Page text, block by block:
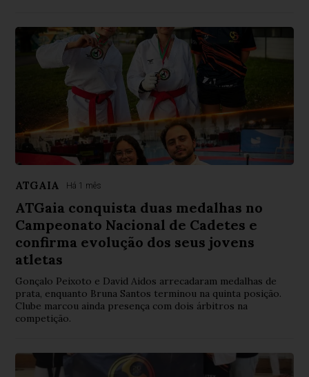
ATGAIA Há 1 mês
ATGaia conquista duas medalhas no
Campeonato Nacional de Cadetes e
confirma evolução dos seus jovens
atletas
Gonçalo Peixoto e David Aidos arrecadaram medalhas de
prata, enquanto Bruna Santos terminou na quinta posição.
Clube marcou ainda presença com dois árbitros na
competição.